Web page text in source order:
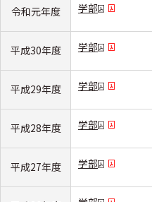
令和元年度 学部
平成30年度 学部
平成29年度 学部
平成28年度 学部
平成27年度 学部